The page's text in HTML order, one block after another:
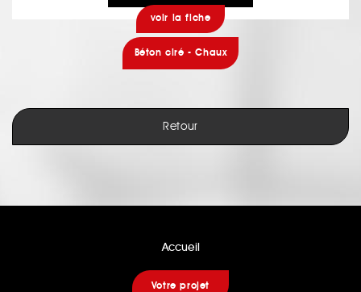
voir la fiche
Béton ciré - Chaux
Retour
Accueil
Votre projet